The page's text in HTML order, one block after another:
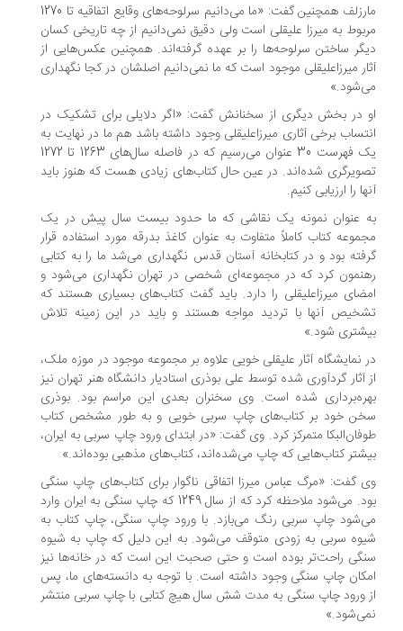
مارزلف همچنین گفت: «ما می‌دانیم سرلوحه‌های وقایع اتفاقیه تا 1270
به میرزا علیقلی است ولی دقیق نمی‌دانیم از چه تاریخی کسان
ساختن سرلوحه‌ها را بر عهده گرفته‌اند. همچنین عکس‌هایی از
میرزاعلیقلی موجود است که ما نمی‌دانیم اصلشان در کجا نگهداری
در بخش دیگری از سخنانش گفت: «اگر دلایلی برای تشکیک در
برخی آثاری میرزاعلیقلی وجود داشته باشد هم ما در نهایت به
یک فهرست 30 عنوان می‌رسیم که در فاصله سال‌های 1263 تا 1272
شده‌اند. در عین حال کتاب‌های زیادی هست که هنوز باید
را ارزیابی کنیم.
عنوان نمونه یک نقاشی که ما حدود بیست سال پیش در یک
کتاب کاملاً متفاوت به عنوان کاغذ بدرقه مورد استفاده قرار
بود و در کتابخانه آستان قدس نگهداری می‌شد ما را به کتابی
کرد که در مجموعه‌ای شخصی در تهران نگهداری می‌شود و
میرزاعلیقلی را دارد. باید گفت کتاب‌های بسیاری هستند که
آنها با تردید مواجه هستند و باید در این زمینه تلاش
شود.»
نمایشگاه آثار علیقلی خویی علاوه بر مجموعه موجود در موزه ملک،
آثار گردآوری شده توسط علی بوذری استادیار دانشگاه هنر تهران نیز
شده است. وی سخنران بعدی این مراسم بود. بوذری
خود بر کتاب‌های چاپ سربی خویی و به طور مشخص کتاب
متمرکز کرد. وی گفت: «در ابتدای ورود چاپ سربی به ایران،
کتاب‌هایی که چاپ می‌شده‌اند، کتاب‌های مذهبی بوده‌اند.»
گفت: «مرگ عباس میرزا اتفاقی ناگوار برای کتاب‌های چاپ سنگی
بود. می‌شود ملاحظه کرد که از سال 1249 که چاپ سنگی به ایران وارد
چاپ سربی رنگ می‌بازد. با ورود چاپ سنگی، چاپ کتاب به
سربی به زودی متوقف می‌شود. به این دلیل که چاپ به شیوه
راحت‌تر بوده است و حتی صحبت این است که در خانه‌ها نیز
چاپ سنگی وجود داشته است. با توجه به دانسته‌های ما، پس
ورود چاپ سنگی به مدت شش سال هیچ کتابی با چاپ سربی منتشر